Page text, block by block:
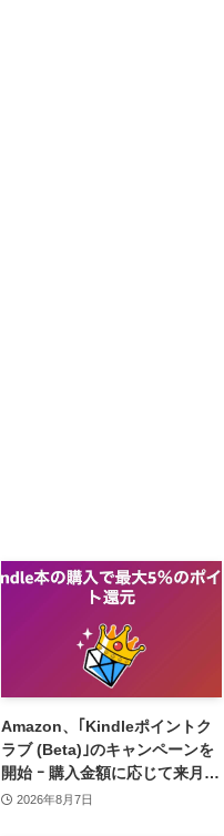
Amazon、｢Kindleポイントク
ラブ (Beta)｣のキャンペーンを
開始 ｰ 購入金額に応じて来月の
ポイント還元率アップ
2026年8月7日